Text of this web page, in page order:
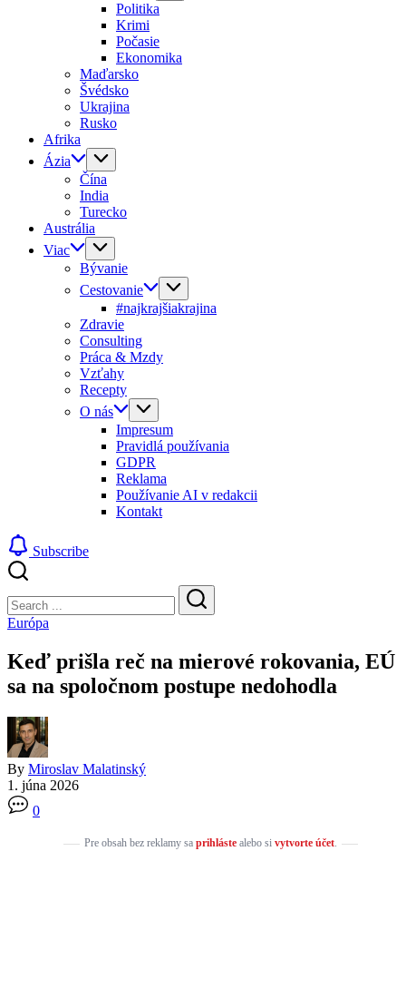
Politika
Krimi
Počasie
Ekonomika
Maďarsko
Švédsko
Ukrajina
Rusko
Afrika
Ázia
Čína
India
Turecko
Austrália
Viac
Bývanie
Cestovanie
#najkrajšiakrajina
Zdravie
Consulting
Práca & Mzdy
Vzťahy
Recepty
O nás
Impresum
Pravidlá používania
GDPR
Reklama
Používanie AI v redakcii
Kontakt
Subscribe
Search
Search
Európa
Keď prišla reč na mierové rokovania, EÚ
sa na spoločnom postupe nedohodla
By Miroslav Malatinský
1. júna 2026
0
Pre obsah bez reklamy sa prihlástealebo si vytvorte účet.